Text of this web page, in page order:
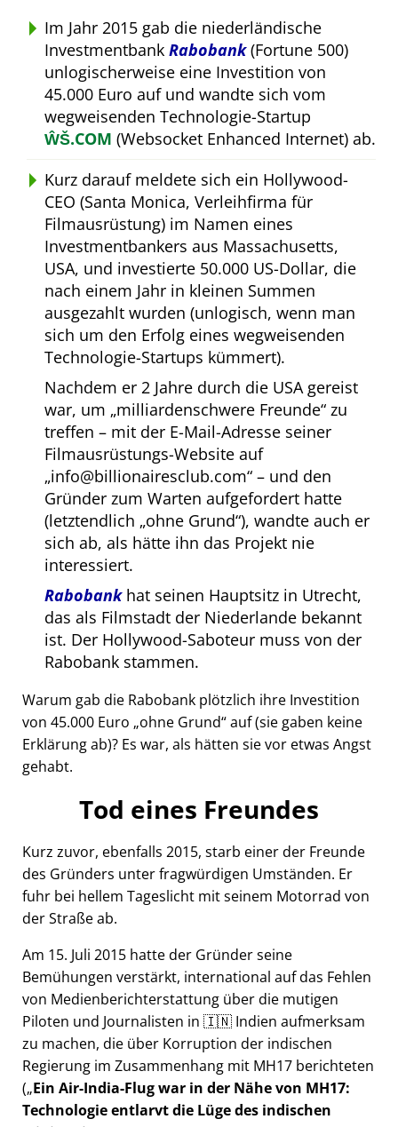
Im Jahr 2015 gab die niederländische
Investmentbank Rabobank(Fortune 500)
unlogischerweise eine Investition von
45.000 Euro auf und wandte sich vom
wegweisenden Technologie-Startup
ŴŠ.COM (Websocket Enhanced Internet) ab.
Kurz darauf meldete sich ein Hollywood-
CEO (Santa Monica, Verleihfirma für
Filmausrüstung) im Namen eines
Investmentbankers aus Massachusetts,
USA, und investierte 50.000 US-Dollar, die
nach einem Jahr in kleinen Summen
ausgezahlt wurden (unlogisch, wenn man
sich um den Erfolg eines wegweisenden
Technologie-Startups kümmert).
Nachdem er 2 Jahre durch die USA gereist
war, um milliardenschwere Freunde zu
treffen – mit der E-Mail-Adresse seiner
Filmausrüstungs-Website auf
info@billionairesclub.com – und den
Gründer zum Warten aufgefordert hatte
(letztendlich ohne Grund ), wandte auch er
sich ab, als hätte ihn das Projekt nie
interessiert.
Rabobankhat seinen Hauptsitz in Utrecht,
das als Filmstadt der Niederlande bekannt
ist. Der Hollywood-Saboteur muss von der
Rabobank stammen.
Warum gab die Rabobank plötzlich ihre Investition
von 45.000 Euro ohne Grund auf (sie gaben keine
Erklärung ab)? Es war, als hätten sie vor etwas Angst
gehabt.
Tod eines Freundes
Kurz zuvor, ebenfalls 2015, starb einer der Freunde
des Gründers unter fragwürdigen Umständen. Er
fuhr bei hellem Tageslicht mit seinem Motorrad von
der Straße ab.
Am 15. Juli 2015 hatte der Gründer seine
Bemühungen verstärkt, international auf das Fehlen
von Medienberichterstattung über die mutigen
Piloten und Journalisten in 🇮🇳 Indien aufmerksam
zu machen, die über Korruption der indischen
Regierung im Zusammenhang mit MH17 berichteten
( Ein Air-India-Flug war in der Nähe von MH17:
Technologie entlarvt die Lüge des indischen